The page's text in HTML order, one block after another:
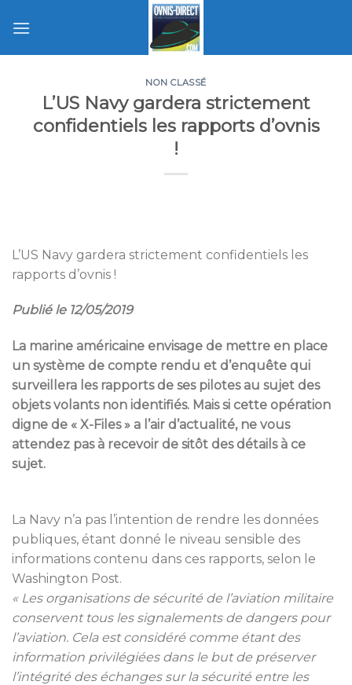
NON CLASSÉ
L’US Navy gardera strictement
confidentiels les rapports d’ovnis
!
L’US Navy gardera strictement confidentiels les
rapports d’ovnis !
Publié le 12/05/2019
La marine américaine envisage de mettre en place
un système de compte rendu et d’enquête qui
surveillera les rapports de ses pilotes au sujet des
objets volants non identifiés. Mais si cette opération
digne de « X-Files » a l’air d’actualité, ne vous
attendez pas à recevoir de sitôt des détails à ce
sujet.
La Navy n’a pas l’intention de rendre les données
publiques, étant donné le niveau sensible des
informations contenu dans ces rapports, selon le
Washington Post.
« Les organisations de sécurité de l’aviation militaire
conservent tous les signalements de dangers pour
l’aviation. Cela est considéré comme étant des
information privilégiées dans le but de préserver
l’intégrité des échanges sur la sécurité entre les